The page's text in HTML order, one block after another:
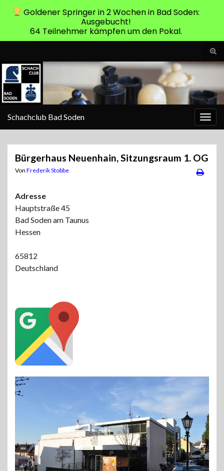
Schachclub Bad Soden
Bürgerhaus Neuenhain, Sitzungsraum 1. OG
Von Frederik Stobbe
Adresse
Hauptstraße 45
Bad Soden am Taunus
Hessen
65812
Deutschland
Goldener Springer in 2 Wochen in Bad Soden:
Ausgebucht!
64 Teilnehmer kämpfen um den Pokal.